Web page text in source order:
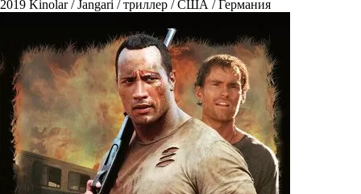
2019 Kinolar / Jangari / триллер / США / Германия